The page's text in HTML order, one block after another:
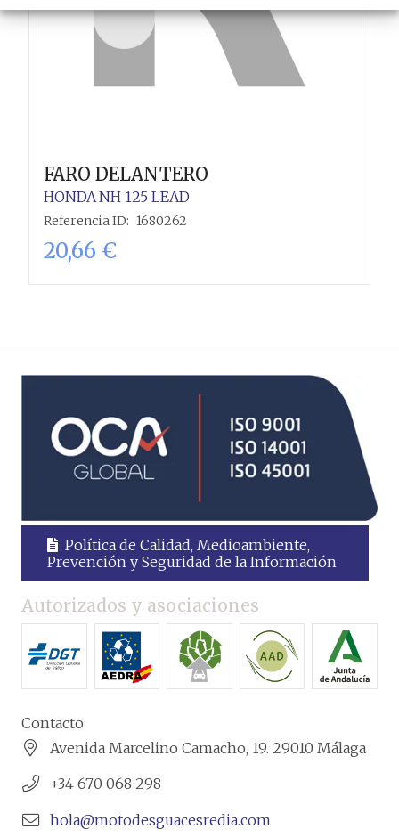
FARO DELANTERO
HONDA NH 125 LEAD
Referencia ID: 1680262
20,66 €
Política de Calidad, Medioambiente,
Prevención y Seguridad de la Información
Autorizados y asociaciones
Contacto
Avenida Marcelino Camacho, 19. 29010 Málaga
+34 670 068 298
hola@motodesguacesredia.com